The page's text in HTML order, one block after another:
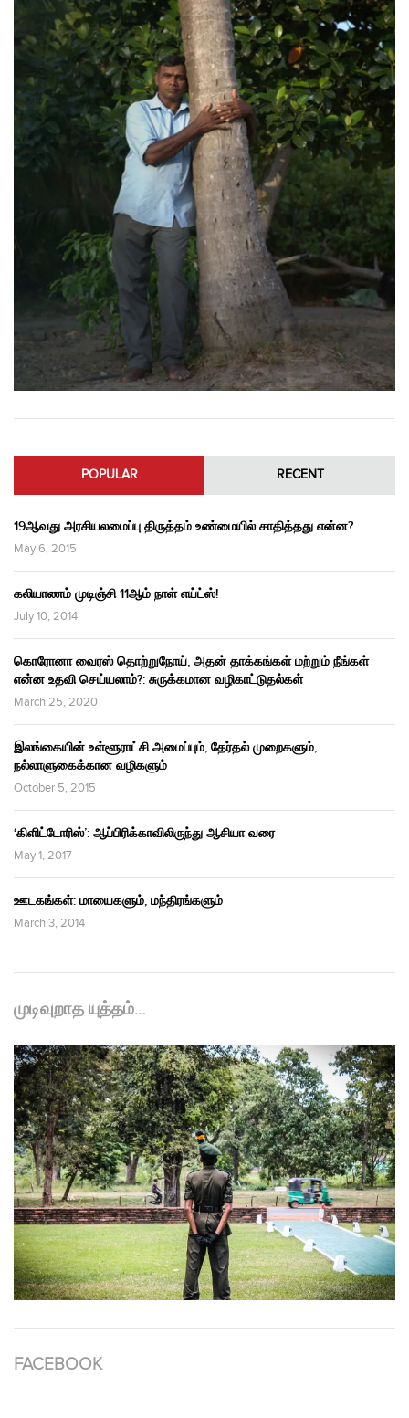
POPULAR RECENT
19ஆவது அரசியலமைப்பு திருத்தம் உண்மையில் சாதித்தது என்ன?
May 6, 2015
கலியாணம் முடிஞ்சி 11ஆம் நாள் எய்ட்ஸ்!
July 10, 2014
கொரோனா வைரஸ் தொற்றுநோய், அதன் தாக்கங்கள் மற்றும் நீங்கள்
என்ன உதவி செய்யலாம்?: சுருக்கமான வழிகாட்டுதல்கள்
March 25, 2020
இலங்கையின் உள்ளூராட்சி அமைப்பும், தேர்தல் முறைகளும்,
நல்லாளுகைக்கான வழிகளும்
October 5, 2015
‘கிளிட்டோரிஸ்’: ஆப்பிரிக்காவிலிருந்து ஆசியா வரை
May 1, 2017
ஊடகங்கள்: மாயைகளும், மந்திரங்களும்
March 3, 2014
முடிவுறாத யுத்தம்…
FACEBOOK